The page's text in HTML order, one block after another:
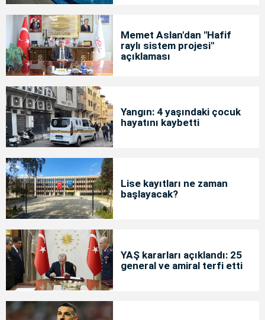
Memet Aslan'dan "Hafif
raylı sistem projesi"
açıklaması
Yangın: 4 yaşındaki çocuk
hayatını kaybetti
Lise kayıtları ne zaman
başlayacak?
YAŞ kararları açıklandı: 25
general ve amiral terfi etti